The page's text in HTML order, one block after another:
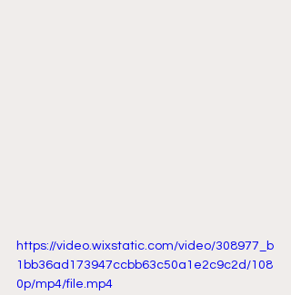
https://video.wixstatic.com/video/308977_b
1bb36ad173947ccbb63c50a1e2c9c2d/108
0p/mp4/file.mp4